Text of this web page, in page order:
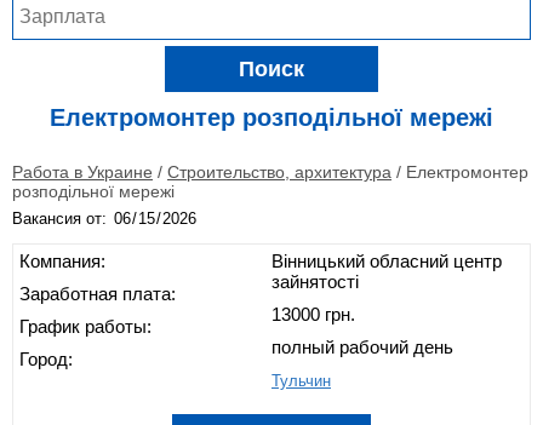
Поиск
Електромонтер розподільної мережі
Работа в Украине / Строительство, архитектура / Електромонтер
розподільної мережі
Вакансия от:
Компания:
Заработная плата:
График работы:
Город:
Вінницький обласний центр
зайнятості
13000 грн.
полный рабочий день
Тульчин